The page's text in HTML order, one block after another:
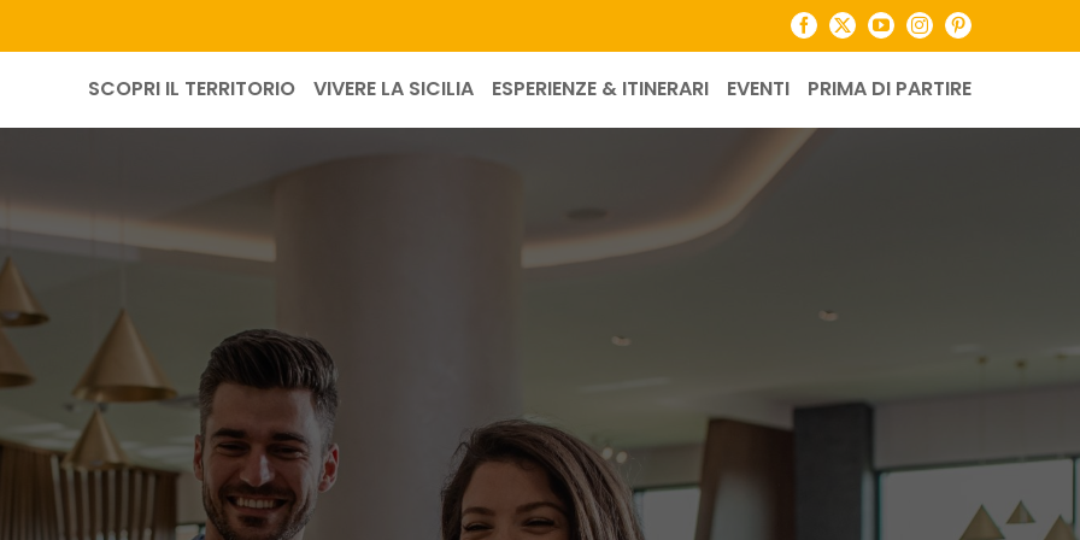
Facebook
X YouTubeInstagramPinterest
SCOPRI IL TERRITORIO VIVERE LA SICILIA ESPERIENZE & ITINERARI EVENTI PRIMA DI PARTIRE